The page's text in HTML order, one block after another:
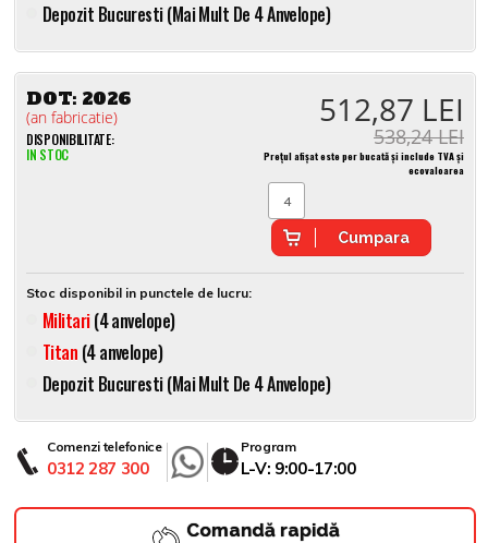
Depozit Bucuresti (mai Mult De 4 Anvelope)
DOT: 2026
(an fabricatie)
DISPONIBILITATE:
IN STOC
512,87 LEI
538,24 LEI
Prețul afișat este per bucată și include TVA și
ecovaloarea
Cumpara
Stoc disponibil in punctele de lucru:
Militari(4 anvelope)
Titan (4 anvelope)
Depozit Bucuresti (mai Mult De 4 Anvelope)
Comenzi telefonice
0312 287 300
Program
L-V: 9:00-17:00
Comandă rapidă